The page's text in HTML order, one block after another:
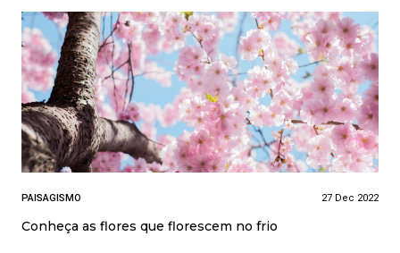
PAISAGISMO 27 Dec 2022
Conheça as flores que florescem no frio